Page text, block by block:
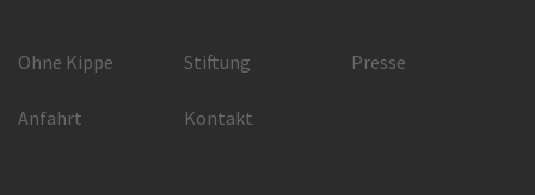
Ohne Kippe Stiftung Presse
Anfahrt Kontakt